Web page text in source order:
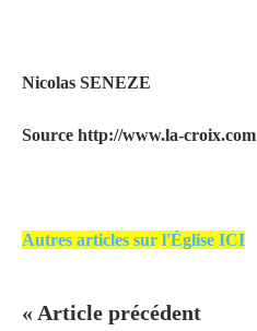
Nicolas SENEZE
Source http://www.la-croix.com
Autres articles sur l'Église ICI
« Article précédent